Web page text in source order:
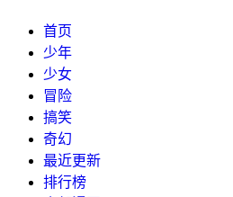
首页
少年
少女
冒险
搞笑
奇幻
最近更新
排行榜